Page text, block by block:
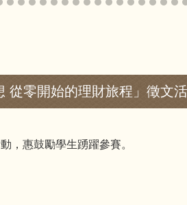
從零開始的理財旅程」徵文
，惠鼓勵學生踴躍參賽。